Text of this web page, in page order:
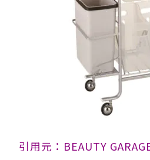
引用元：BEAUTY